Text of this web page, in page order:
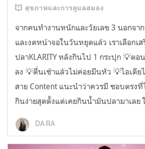
สุขภาพและการดูแลสมอง
จากคนทำงานหนักและวัยเลข 3 นอกจา
และงดหน้าจอในวันหยุดแล้ว เราเลือกเ
ปลาKLARITY หลังกินไป 1 กระปุก 💡ต
ลง 💡ตื่นเช้าแล้วไม่ค่อยมึนหัว 💡ไอเดีย
สาย Content แนะนำว่าควรมี ชอบตรง
กินง่ายสุดตั้งแต่เคยกินน้ำมันปลามาเลย
DA RA